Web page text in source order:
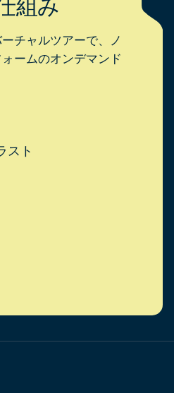
組み
チャルツアーで、ノ
ームのオンデマンド